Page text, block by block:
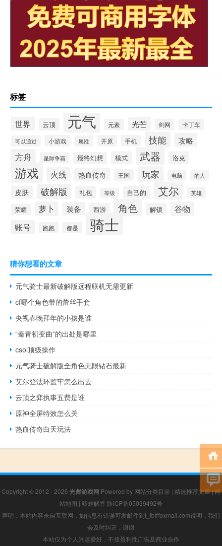
标签
世界 云顶 元气 元素 光芒 剑网 卡丁车
可以通过 小游戏 属性 开原 手机 技能 攻略
方舟 星际争霸 最终幻想 模式 武器 洛克
游戏 火线 热血传奇 王国 玩家 电脑 的人
皮肤 破解版 礼包 等级 自己的 艾尔 英雄
荣耀 萝卜 装备 西游 角色 解锁 谷物
账号 跑跑 都是 骑士
猜你想看的文章
元气骑士最新破解版远程联机无需更新
cf哪个角色带的蕾丝手套
央视春晚拜年的小孩是谁
“秦青初变曲”的出处是哪里
csol顶级操作
元气骑士破解版全角色无限钻石最新
艾尔登法环监牢怎么出去
云顶之弈执事五费是谁
原神全屏特效怎么关
热血传奇白天玩法
Copyright © 2012 - 2026 光彪游戏网 Powered by 网站分类目录 | 精选推荐文章|网
站地图 | 疑难解答 陕ICP备05039492号
声明：本站内容来自互联网，如信息有错误可发邮件到f_fb#foxmail.com说明，我们
会及时纠正，谢谢
本站仅为个人兴趣爱好，不接盈利性广告及商业合作